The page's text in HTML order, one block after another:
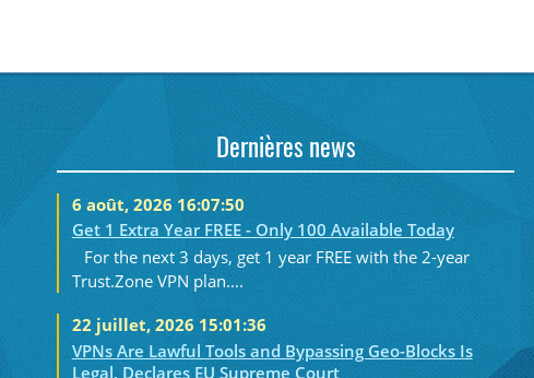
Dernières news
6 août, 2026 16:07:50
Get 1 Extra Year FREE - Only 100 Available Today
For the next 3 days, get 1 year FREE with the 2-year
Trust.Zone VPN plan....
22 juillet, 2026 15:01:36
VPNs Are Lawful Tools and Bypassing Geo-Blocks Is
Legal, Declares EU Supreme Court